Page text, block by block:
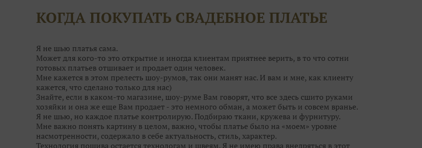
вопросы, сделать сложный выбор и даже сберегут ваши силы!
А чтобы примерка не была скучной, угостят воздушным шампанским и сладкими
Поэтому приходите в Дом Свадьбы за идеальным образом на свадьбу и приводите своих
гостей. Им мы тоже поможем!
КОГДА ПОКУПАТЬ СВАДЕБНОЕ ПЛАТЬЕ
Я не шью платья сама.
Может для кого-то это открытие и иногда клиентам приятнее верить, в то что сотни
готовых платьев отшивает и продает один человек.
Мне кажется в этом прелесть шоу-румов, так они манят нас. И вам и мне, как клиенту
кажется, что сделано только для нас)
Знайте, если в каком-то магазине, шоу-руме Вам говорят, что все здесь сшито руками
хозяйки и она же еще Вам продает - это немного обман, а может быть и совсем вранье.
Я не шью, но каждое платье контролирую. Подбираю ткани, кружева и фурнитуру.
Мне важно понять картину в целом, важно, чтобы платье было на «моем» уровне
насмотренности, содержало в себе актуальность, стиль, характер.
Технология пошива остается технологам и швеям. Я не имею права внедряться в этот